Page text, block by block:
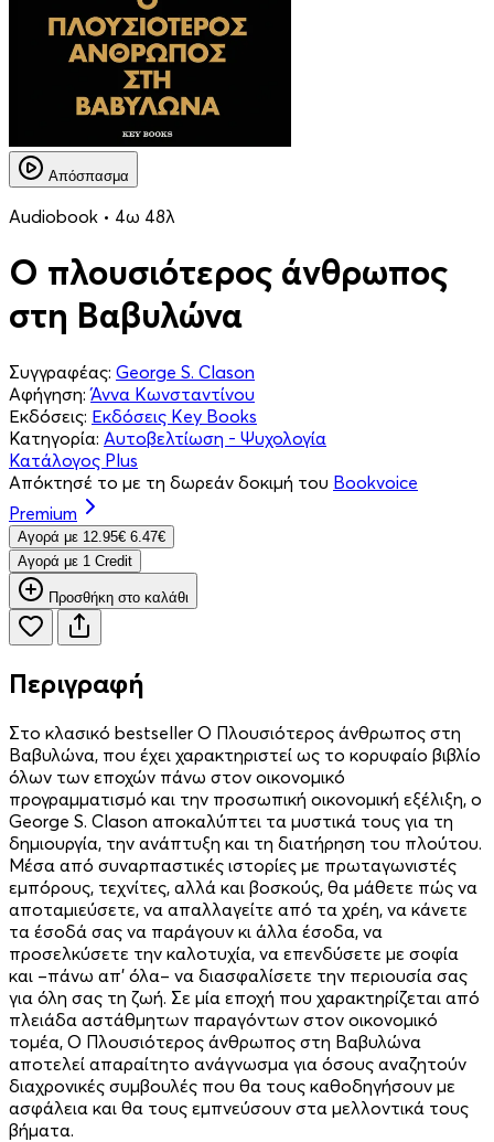
Απόσπασμα
Audiobook • 4ω 48λ
Ο πλουσιότερος άνθρωπος
στη Βαβυλώνα
Συγγραφέας: George S. Clason
Αφήγηση: Άννα Κωνσταντίνου
Εκδόσεις: Εκδόσεις Key Books
Κατηγορία: Αυτοβελτίωση - Ψυχολογία
Κατάλογος Plus
Απόκτησέ το με τη δωρεάν δοκιμή του Bookvoice
Premium
Aγορά με 12.95€ 6.47€
Aγορά με 1 Credit
Προσθήκη στο καλάθι
Περιγραφή
Στο κλασικό bestseller Ο Πλουσιότερος άνθρωπος στη
Βαβυλώνα, που έχει χαρακτηριστεί ως το κορυφαίο βιβλίο
όλων των εποχών πάνω στον οικονομικό
προγραμματισμό και την προσωπική οικονομική εξέλιξη, ο
George S. Clason αποκαλύπτει τα μυστικά τους για τη
δημιουργία, την ανάπτυξη και τη διατήρηση του πλούτου.
Μέσα από συναρπαστικές ιστορίες με πρωταγωνιστές
εμπόρους, τεχνίτες, αλλά και βοσκούς, θα μάθετε πώς να
αποταμιεύσετε, να απαλλαγείτε από τα χρέη, να κάνετε
τα έσοδά σας να παράγουν κι άλλα έσοδα, να
προσελκύσετε την καλοτυχία, να επενδύσετε με σοφία
και –πάνω απ’ όλα– να διασφαλίσετε την περιουσία σας
για όλη σας τη ζωή. Σε μία εποχή που χαρακτηρίζεται από
πλειάδα αστάθμητων παραγόντων στον οικονομικό
τομέα, Ο Πλουσιότερος άνθρωπος στη Βαβυλώνα
αποτελεί απαραίτητο ανάγνωσμα για όσους αναζητούν
διαχρονικές συμβουλές που θα τους καθοδηγήσουν με
ασφάλεια και θα τους εμπνεύσουν στα μελλοντικά τους
βήματα.